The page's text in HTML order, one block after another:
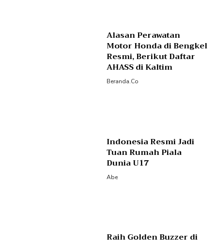
Alasan Perawatan
Motor Honda di Bengkel
Resmi, Berikut Daftar
AHASS di Kaltim
Beranda.co
Indonesia Resmi Jadi
Tuan Rumah Piala
Dunia U17
Abe
Raih Golden Buzzer di